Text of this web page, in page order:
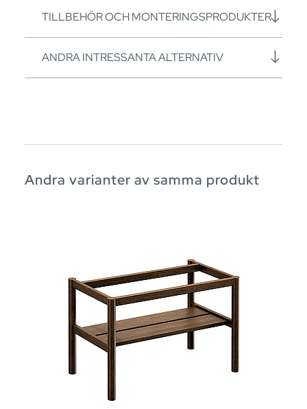
TILLBEHÖR OCH MONTERINGSPRODUKTER
ANDRA INTRESSANTA ALTERNATIV
Andra varianter av samma produkt